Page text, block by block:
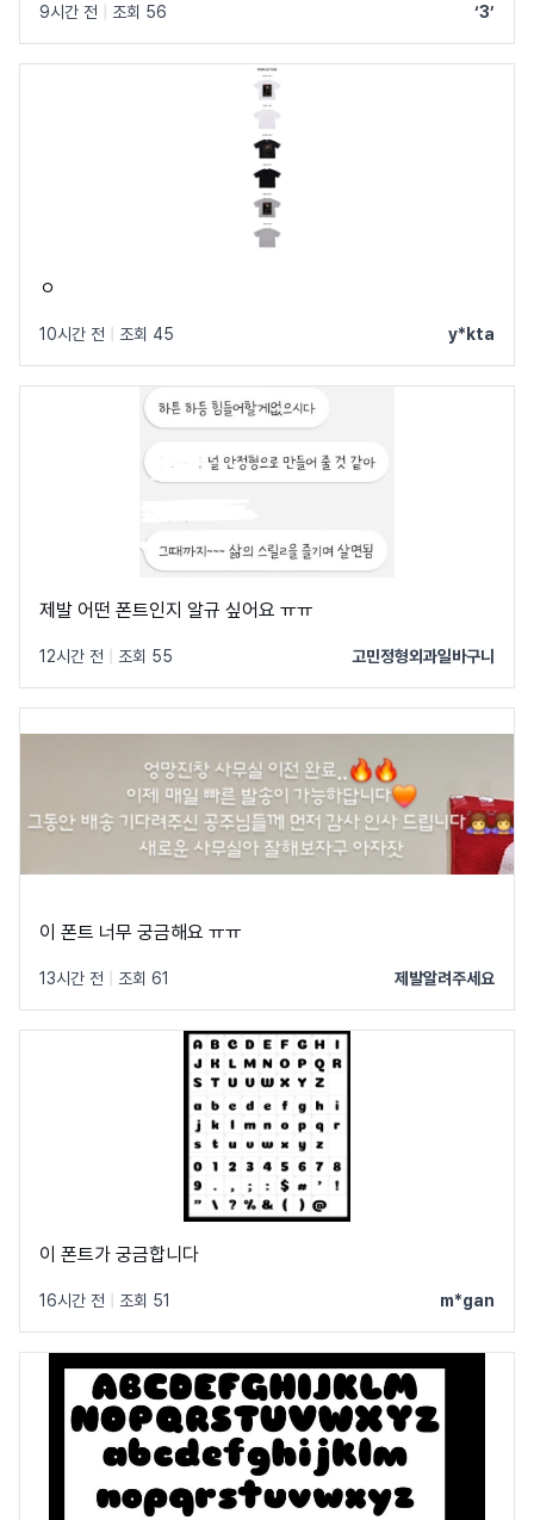
9시간 전 조회 56 ‘3’
ㅇ
10시간 전 조회 45 y*kta
제발 어떤 폰트인지 알규 싶어요 ㅠㅠ
12시간 전 조회 55 고민정형외과일바구니
이 폰트 너무 궁금해요 ㅠㅠ
13시간 전 조회 61 제발알려주세요
이 폰트가 궁금합니다
16시간 전 조회 51 m*gan